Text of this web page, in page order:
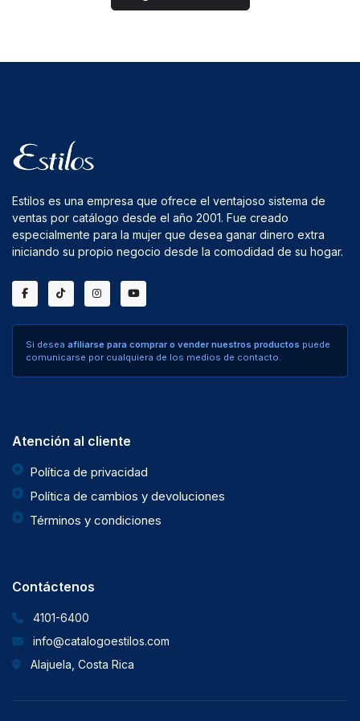
Estilos es una empresa que ofrece el ventajoso sistema de
ventas por catálogo desde el año 2001. Fue creado
especialmente para la mujer que desea ganar dinero extra
iniciando su propio negocio desde la comodidad de su hogar.
Si desea afiliarse para comprar o vender nuestros productos puede
comunicarse por cualquiera de los medios de contacto.
Atención al cliente
Política de privacidad
Política de cambios y devoluciones
Términos y condiciones
Contáctenos
4101-6400
info@catalogoestilos.com
Alajuela, Costa Rica